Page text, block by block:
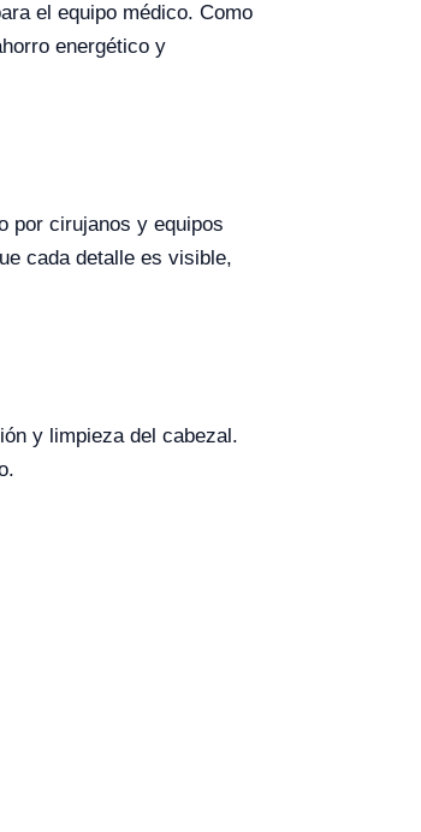
el equipo médico. Como
energético y
por cirujanos y equipos
cada detalle es visible,
y limpieza del cabezal.